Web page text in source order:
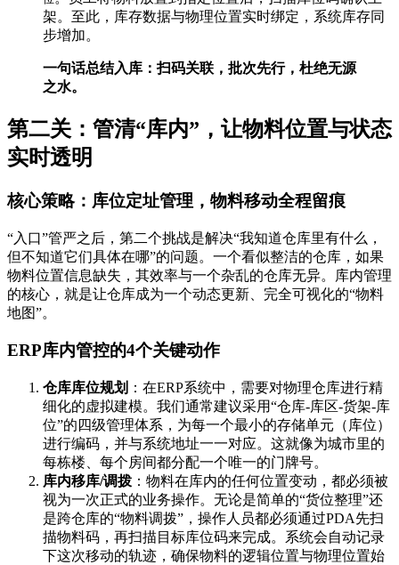
架。至此，库存数据与物理位置实时绑定，系统库存同
步增加。
一句话总结入库：扫码关联，批次先行，杜绝无源
之水。
第二关：管清“库内”，让物料位置与状态
实时透明
核心策略：库位定址管理，物料移动全程留痕
“入口”管严之后，第二个挑战是解决“我知道仓库里有什么，
但不知道它们具体在哪”的问题。一个看似整洁的仓库，如果
物料位置信息缺失，其效率与一个杂乱的仓库无异。库内管理
的核心，就是让仓库成为一个动态更新、完全可视化的“物料
地图”。
ERP库内管控的4个关键动作
仓库库位规划 ：在ERP系统中，需要对物理仓库进行精
细化的虚拟建模。我们通常建议采用“仓库-库区-货架-库
位”的四级管理体系，为每一个最小的存储单元（库位）
进行编码，并与系统地址一一对应。这就像为城市里的
每栋楼、每个房间都分配一个唯一的门牌号。
库内移库/调拨 ：物料在库内的任何位置变动，都必须被
视为一次正式的业务操作。无论是简单的“货位整理”还
是跨仓库的“物料调拨”，操作人员都必须通过PDA先扫
描物料码，再扫描目标库位码来完成。系统会自动记录
下这次移动的轨迹，确保物料的逻辑位置与物理位置始